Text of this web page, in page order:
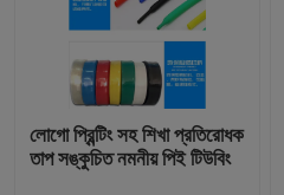
লোগো প্রিন্টিং সহ শিখা প্রতিরোধক
তাপ সঙ্কুচিত নমনীয় পিই টিউবিং